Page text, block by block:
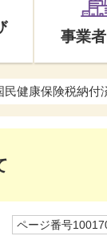
事業
民健康保険税納付
ページ番号